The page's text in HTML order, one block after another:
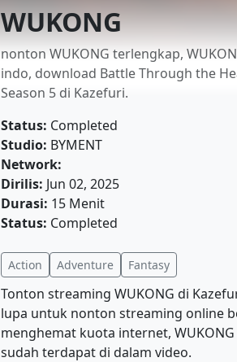
WUKONG
nonton WUKONG terlengkap,
indo, download Battle Through the
Season 5 di Kazefuri.
Status: Completed
Studio: BYMENT
Network:
Dirilis: Jun 02, 2025
Durasi: 15 Menit
Status: Completed
Action Adventure Fantasy
Tonton streaming WUKONG di
lupa untuk nonton streaming online
menghemat kuota internet,
sudah terdapat di dalam video.